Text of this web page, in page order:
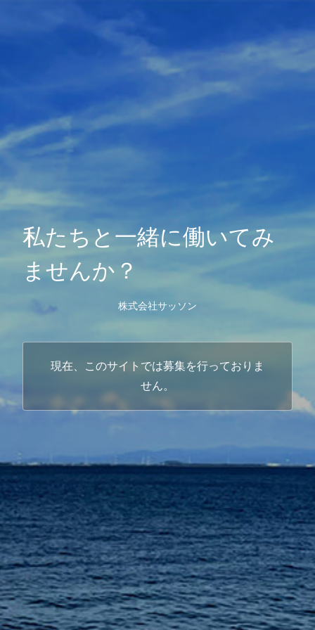
私たちと一緒に働いてみ
ませんか？
株式会社サッソン
現在、このサイトでは募集を行っておりま
せん。